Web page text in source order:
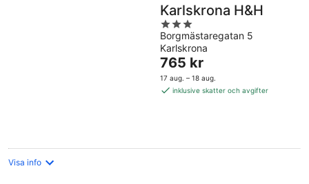
Karlskrona H&H
3
out
of
5
Borgmästaregatan 5
Karlskrona
Priset
är
765 kr
765 kr
17 aug. – 18 aug.
inklusive skatter och avgifter
Visa info